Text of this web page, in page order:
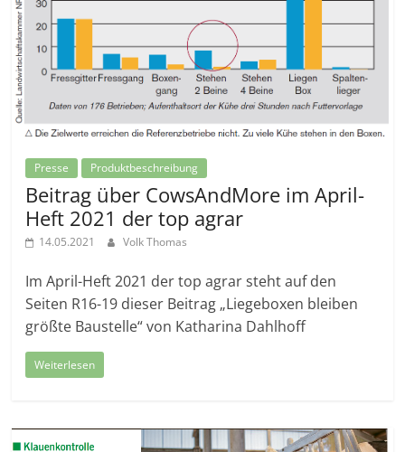
Presse Produktbeschreibung
Beitrag über CowsAndMore im April-
Heft 2021 der top agrar
14.05.2021 Volk Thomas
Im April-Heft 2021 der top agrar steht auf den
Seiten R16-19 dieser Beitrag „Liegeboxen bleiben
größte Baustelle“ von Katharina Dahlhoff
Weiterlesen